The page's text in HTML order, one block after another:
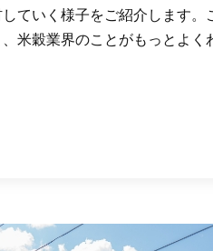
ていく様子をご紹介します。
米穀業界のことがもっとよく